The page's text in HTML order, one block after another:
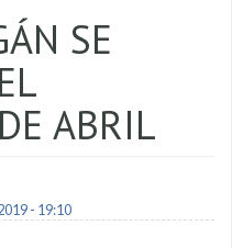
SE
ABRIL
- 19:10